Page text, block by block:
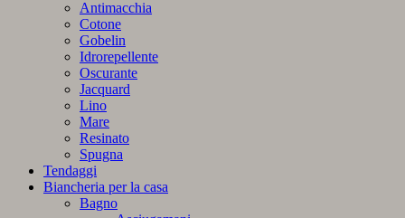
Antimacchia
Cotone
Gobelin
Idrorepellente
Oscurante
Jacquard
Lino
Mare
Resinato
Spugna
Tendaggi
Biancheria per la casa
Bagno